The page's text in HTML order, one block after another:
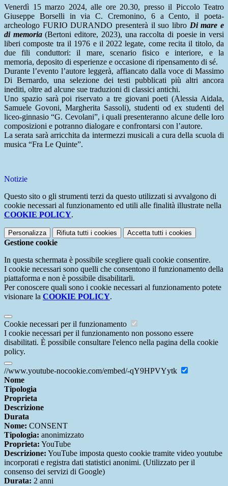
Venerdì 15 marzo 2024, alle ore 20.30, presso il Piccolo Teatro
Giuseppe Borselli in via C. Cremonino, 6 a Cento, il poeta-
archeologo FURIO DURANDO presenterà il suo libro Di mare e
di memoria(Bertoni editore, 2023), una raccolta di poesie in versi
liberi composte tra il 1976 e il 2022 legate, come recita il titolo, da
due fili conduttori: il mare, scenario fisico e interiore, e la
memoria, deposito di esperienze e occasione di ripensamento di sé.
Durante l’evento l’autore leggerà, affiancato dalla voce di Massimo
Di Bernardo, una selezione dei testi pubblicati più altri ancora
inediti, oltre ad alcune sue traduzioni di classici antichi.
Uno spazio sarà poi riservato a tre giovani poeti (Alessia Aidala,
Samuele Govoni, Margherita Sassoli), studenti od ex studenti del
liceo-ginnasio “G. Cevolani”, i quali presenteranno alcune delle loro
composizioni e potranno dialogare e confrontarsi con l’autore.
La serata sarà arricchita da intermezzi musicali a cura della scuola di
musica “Fra Le Quinte”.
Notizie
Questo sito o gli strumenti terzi da questo utilizzati si avvalgono di
cookie necessari al funzionamento ed utili alle finalità illustrate nella
COOKIE POLICY.
Personalizza Rifiuta tutti i cookies Accetta tutti i cookies
Gestione cookie
In questa schermata è possibile scegliere quali cookie consentire.
I cookie necessari sono quelli che consentono il funzionamento della
piattaforma e non è possibile disabilitarli.
Per conoscere quali sono i cookie necessari al funzionamento potete
visionare la COOKIE POLICY.
Cookie necessari per il funzionamento
I cookie necessari per il funzionamento non possono essere
disabilitati. È possibile consultare l'elenco nella pagina della cookie
policy.
//www.youtube-nocookie.com/embed/-qY9HPVYytk
Nome
Tipologia
Proprieta
Descrizione
Durata
Nome: CONSENT
Tipologia: anonimizzato
Proprieta: YouTube
Descrizione: YouTube imposta questo cookie tramite video youtube
incorporati e registra dati statistici anonimi. (Utilizzato per il
consenso dei servizi di Google)
Durata: 2 anni